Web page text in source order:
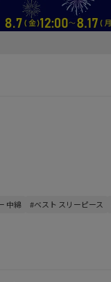
中綿 #ベスト スリーピース